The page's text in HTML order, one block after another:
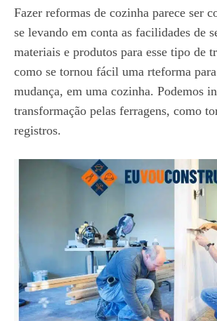
Fazer reformas de cozinha parece ser
se levando em conta as facilidades de
materiais e produtos para esse tipo de
como se tornou fácil uma rteforma
mudança, em uma cozinha. Podemos
transformação pelas ferragens, como
registros.